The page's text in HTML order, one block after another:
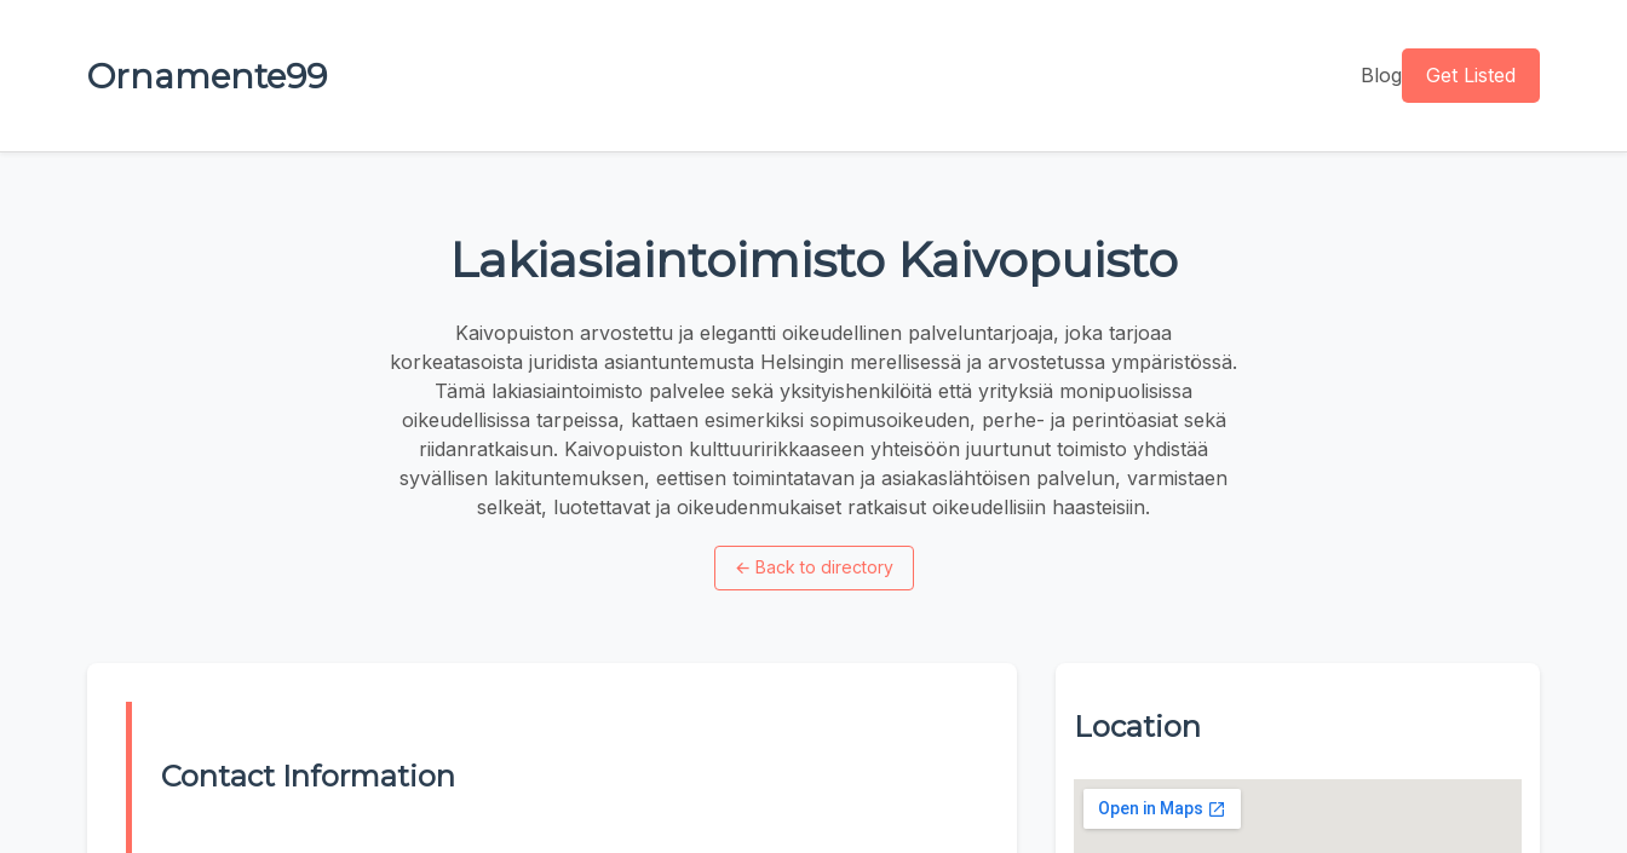
Ornamente99 Blog Get Listed
Lakiasiaintoimisto Kaivopuisto
Kaivopuiston arvostettu ja elegantti oikeudellinen palveluntarjoaja, joka tarjoaa
korkeatasoista juridista asiantuntemusta Helsingin merellisessä ja arvostetussa ympäristössä.
Tämä lakiasiaintoimisto palvelee sekä yksityishenkilöitä että yrityksiä monipuolisissa
oikeudellisissa tarpeissa, kattaen esimerkiksi sopimusoikeuden, perhe- ja perintöasiat sekä
riidanratkaisun. Kaivopuiston kulttuuririkkaaseen yhteisöön juurtunut toimisto yhdistää
syvällisen lakituntemuksen, eettisen toimintatavan ja asiakaslähtöisen palvelun, varmistaen
selkeät, luotettavat ja oikeudenmukaiset ratkaisut oikeudellisiin haasteisiin.
← Back to directory
Contact Information
Location